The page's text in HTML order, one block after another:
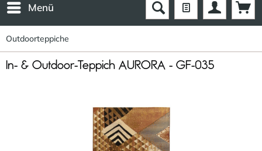
Menü
Outdoorteppiche
In- & Outdoor-Teppich AURORA - GF-035